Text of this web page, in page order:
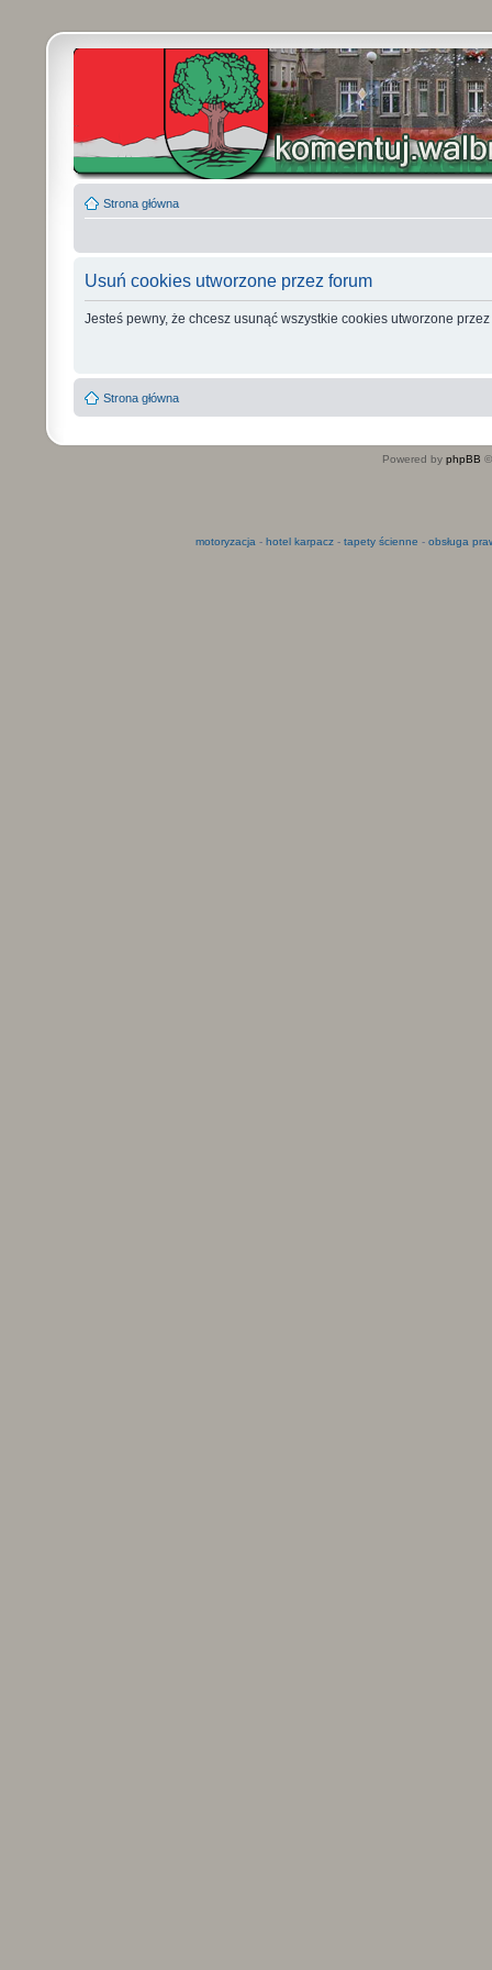
Strona główna
Usuń cookies utworzone przez forum
Jesteś pewny, że chcesz usunąć wszystkie cookies utworzone
Strona główna
Powered by phpBB
motoryzacja - hotel karpacz- tapety ścienne - obsługa